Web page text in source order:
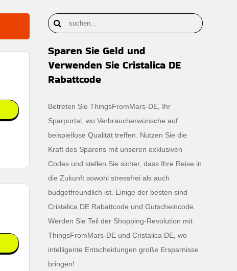
Sparen Sie Geld und
Verwenden Sie Cristalica DE
Rabattcode
Betreten Sie ThingsFromMars-DE, Ihr
Sparportal, wo Verbraucherwünsche auf
beispiellose Qualität treffen. Nutzen Sie die
Kraft des Sparens mit unseren exklusiven
Codes und stellen Sie sicher, dass Ihre Reise in
die Zukunft sowohl stressfrei als auch
budgetfreundlich ist. Einige der besten sind
Cristalica DE Rabattcode und Gutscheincode.
Werden Sie Teil der Shopping-Revolution mit
ThingsFromMars-DE und Cristalica DE, wo
intelligente Entscheidungen große Ersparnisse
bringen!